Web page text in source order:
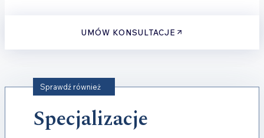
UMÓW KONSULTACJE
Sprawdź również
Specjalizacje